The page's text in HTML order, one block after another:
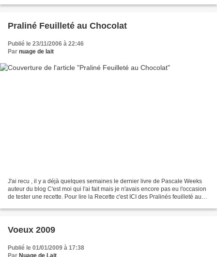
Praliné Feuilleté au Chocolat
Publié le 23/11/2006 à 22:46
Par nuage de lait
J'ai recu , il y a déjà quelques semaines le dernier livre de Pascale Weeks
auteur du blog C'est moi qui l'ai fait mais je n'avais encore pas eu l'occasion
de tester une recette. Pour lire la Recette c'est ICI des Pralinés feuilleté au
Voeux 2009
Publié le 01/01/2009 à 17:38
Par Nuage de Lait